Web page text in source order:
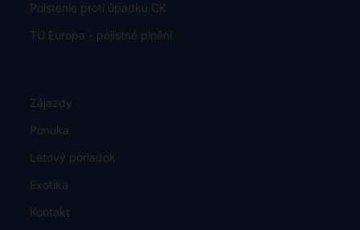
Poistenie proti úpadku CK
TU Europa - pojistné plnění
Zájazdy
Ponuka
Letový poriadok
Exotika
Kontakt